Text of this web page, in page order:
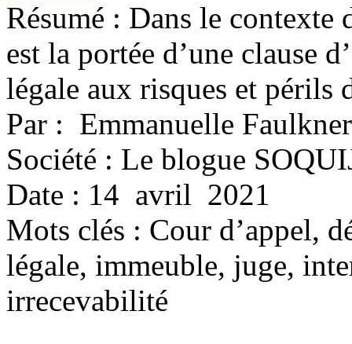
Résumé : Dans le contexte
est la portée d’une clause
légale aux risques et périls
Par : Emmanuelle Faulkner
Société : Le blogue
Date : 14 avril 2021
Mots clés : Cour d’appel,
légale, immeuble, juge,
irrecevabilité